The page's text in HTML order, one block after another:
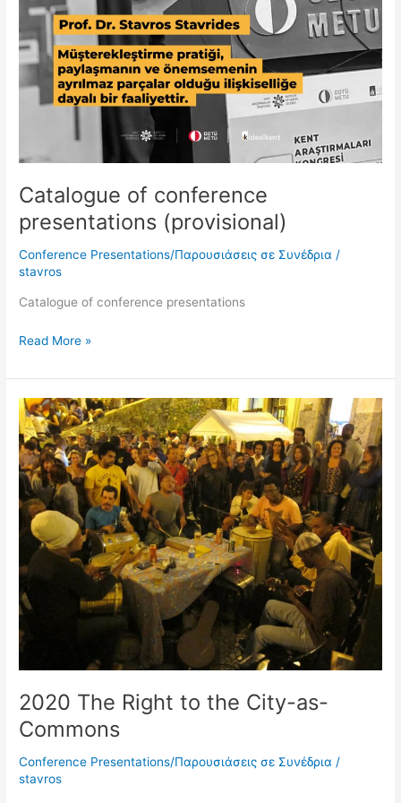
Catalogue of conference
presentations (provisional)
Conference Presentations/Παρουσιάσεις σε Συνέδρια /
stavros
Catalogue of conference presentations
Read More »
2020 The Right to the City-as-
Commons
Conference Presentations/Παρουσιάσεις σε Συνέδρια /
stavros
2020
The
Right
to
the
City-
as-
Commons